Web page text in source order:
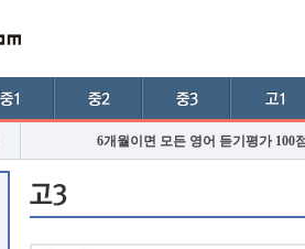
6개월이면 모든 영어 듣기평가 100